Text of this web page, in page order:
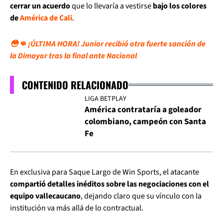
cerrar un acuerdoque lo llevaría a vestirsebajo los colores
deAmérica de Cali.
😳👊 ¡ÚLTIMA HORA! Junior recibió otra fuerte sanción de
la Dimayor tras la final ante Nacional
CONTENIDO RELACIONADO
LIGA BETPLAY
América contrataría a goleador
colombiano, campeón con Santa
Fe
En exclusiva para Saque Largo de Win Sports, el atacante
compartió detalles inéditos sobre las negociaciones con el
equipo vallecaucano, dejando claro que su vínculo con la
institución va más allá de lo contractual.